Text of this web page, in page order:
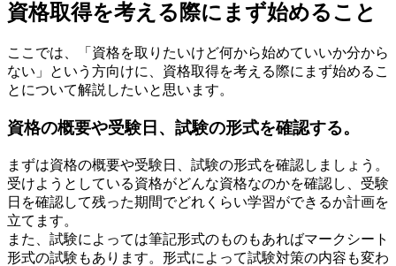
資格取得を考える際にまず始めること
ここでは、「資格を取りたいけど何から始めていいか分から
ない」という方向けに、資格取得を考える際にまず始めるこ
とについて解説したいと思います。
資格の概要や受験日、試験の形式を確認する。
まずは資格の概要や受験日、試験の形式を確認しましょう。
受けようとしている資格がどんな資格なのかを確認し、受験
日を確認して残った期間でどれくらい学習ができるか計画を
立てます。
また、試験によっては筆記形式のものもあればマークシート
形式の試験もあります。形式によって試験対策の内容も変わ